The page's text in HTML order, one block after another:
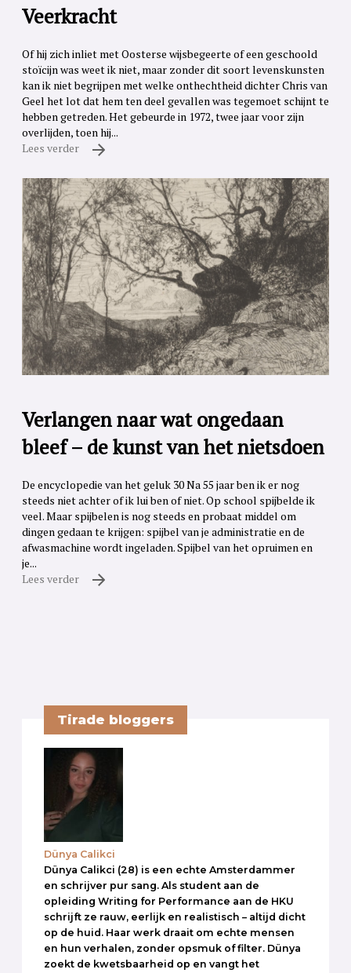
Veerkracht
Of hij zich inliet met Oosterse wijsbegeerte of een geschoold
stoïcijn was weet ik niet, maar zonder dit soort levenskunsten
kan ik niet begrijpen met welke onthechtheid dichter Chris van
Geel het lot dat hem ten deel gevallen was tegemoet schijnt te
hebben getreden. Het gebeurde in 1972, twee jaar voor zijn
overlijden, toen hij...
Lees verder
Verlangen naar wat ongedaan
bleef – de kunst van het nietsdoen
De encyclopedie van het geluk 30 Na 55 jaar ben ik er nog
steeds niet achter of ik lui ben of niet. Op school spijbelde ik
veel. Maar spijbelen is nog steeds en probaat middel om
dingen gedaan te krijgen: spijbel van je administratie en de
afwasmachine wordt ingeladen. Spijbel van het opruimen en
je...
Lees verder
Tirade bloggers
Dünya Calikci
Dünya Calikci (28) is een echte Amsterdammer
en schrijver pur sang. Als student aan de
opleiding Writing for Performance aan de HKU
schrijft ze rauw, eerlijk en realistisch – altijd dicht
op de huid. Haar werk draait om echte mensen
en hun verhalen, zonder opsmuk of filter. Dünya
zoekt de kwetsbaarheid op en vangt het